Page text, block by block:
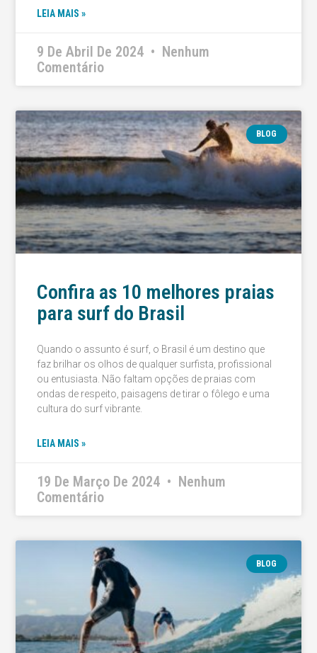
LEIA MAIS »
9 De Abril De 2024
Nenhum
Comentário
BLOG
Confira as 10 melhores praias
para surf do Brasil
Quando o assunto é surf, o Brasil é um destino que
faz brilhar os olhos de qualquer surfista, profissional
ou entusiasta. Não faltam opções de praias com
ondas de respeito, paisagens de tirar o fôlego e uma
cultura do surf vibrante.
LEIA MAIS »
19 De Março De 2024
Nenhum
Comentário
BLOG